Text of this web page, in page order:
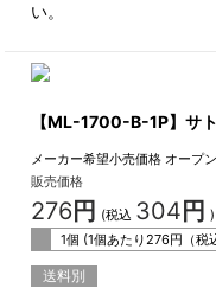
い。
【ML-1700-B-1P】サ
メーカー希望小売価格 オープ
販売価格
276円 (税込 304 円 )
1個 (1個あたり276円（税
送料別